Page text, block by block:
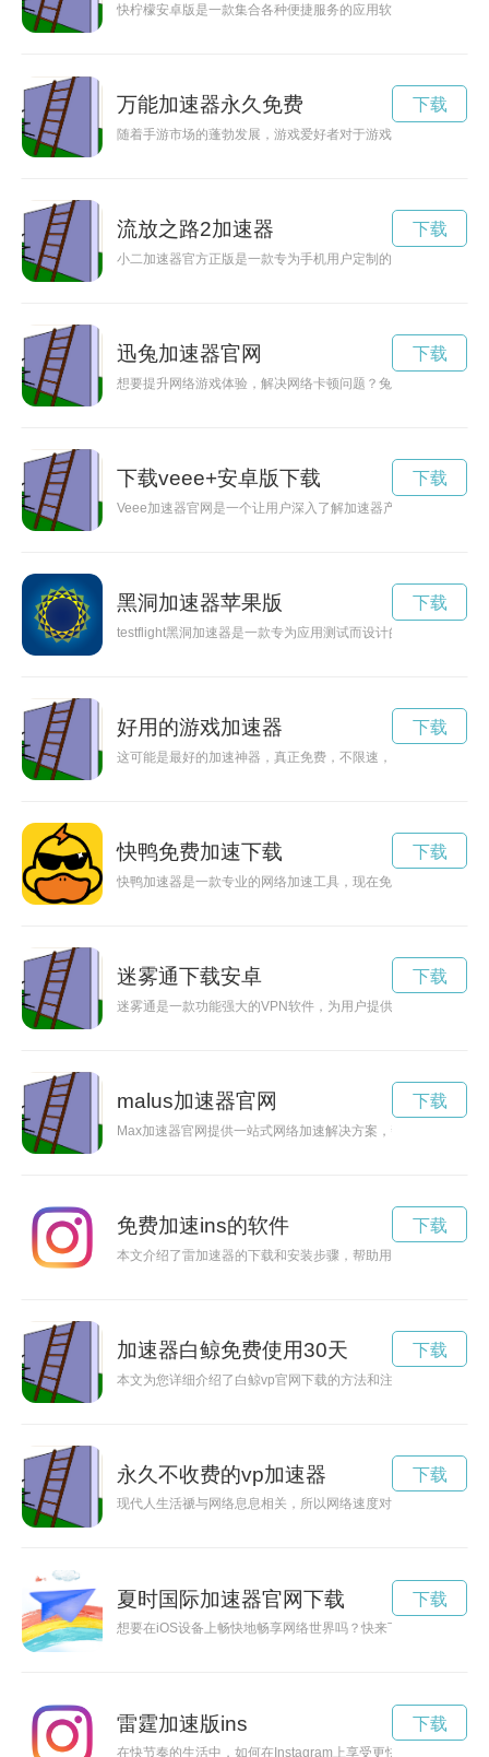
快柠檬安卓版是一款集合各种便捷服务的应用软件，让用户能
万能加速器永久免费
随着手游市场的蓬勃发展，游戏爱好者对于游戏体验的要求也
下载
流放之路2加速器
小二加速器官方正版是一款专为手机用户定制的加速工具，能
下载
迅兔加速器官网
想要提升网络游戏体验，解决网络卡顿问题？兔兔加速器官网
下载
下载veee+安卓版下载
Veee加速器官网是一个让用户深入了解加速器产品的平台，通
下载
黑洞加速器苹果版
testflight黑洞加速器是一款专为应用测试而设计的工具，通过
下载
好用的游戏加速器
这可能是最好的加速神器，真正免费，不限速，让您畅游出海
下载
快鸭免费加速下载
快鸭加速器是一款专业的网络加速工具，现在免费提供给广大
下载
迷雾通下载安卓
迷雾通是一款功能强大的VPN软件，为用户提供安全、稳定的
下载
malus加速器官网
Max加速器官网提供一站式网络加速解决方案，帮助用户提升
下载
免费加速ins的软件
本文介绍了雷加速器的下载和安装步骤，帮助用户快速提升网
下载
加速器白鲸免费使用30天
本文为您详细介绍了白鲸vp官网下载的方法和注意事项，帮助
下载
永久不收费的vp加速器
现代人生活禠与网络息息相关，所以网络速度对于使用手机的
下载
夏时国际加速器官网下载
想要在iOS设备上畅快地畅享网络世界吗？快来下载夏时国际加
下载
雷霆加速版ins
在快节奏的生活中，如何在Instagram上享受更快的网速？别担
下载